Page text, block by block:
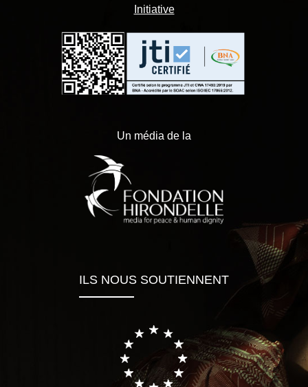
Initiative
Un média de la
ILS NOUS SOUTIENNENT